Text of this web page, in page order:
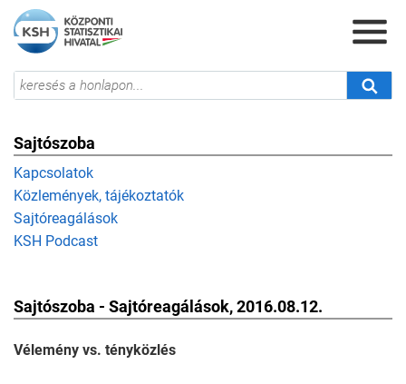
Sajtószoba
Kapcsolatok
Közlemények, tájékoztatók
Sajtóreagálások
KSH Podcast
Sajtószoba - Sajtóreagálások, 2016.08.12.
Vélemény vs. tényközlés